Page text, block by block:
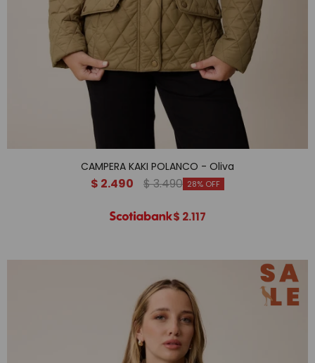
CAMPERA KAKI POLANCO - Oliva
$ 2.490 $3.490 28
$ 2.117